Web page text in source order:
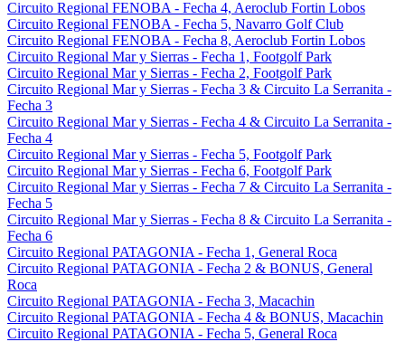
Circuito Regional FENOBA - Fecha 4, Aeroclub Fortin Lobos
Circuito Regional FENOBA - Fecha 5, Navarro Golf Club
Circuito Regional FENOBA - Fecha 8, Aeroclub Fortin Lobos
Circuito Regional Mar y Sierras - Fecha 1, Footgolf Park
Circuito Regional Mar y Sierras - Fecha 2, Footgolf Park
Circuito Regional Mar y Sierras - Fecha 3 & Circuito La Serranita -
Fecha 3
Circuito Regional Mar y Sierras - Fecha 4 & Circuito La Serranita -
Fecha 4
Circuito Regional Mar y Sierras - Fecha 5, Footgolf Park
Circuito Regional Mar y Sierras - Fecha 6, Footgolf Park
Circuito Regional Mar y Sierras - Fecha 7 & Circuito La Serranita -
Fecha 5
Circuito Regional Mar y Sierras - Fecha 8 & Circuito La Serranita -
Fecha 6
Circuito Regional PATAGONIA - Fecha 1, General Roca
Circuito Regional PATAGONIA - Fecha 2 & BONUS, General
Roca
Circuito Regional PATAGONIA - Fecha 3, Macachin
Circuito Regional PATAGONIA - Fecha 4 & BONUS, Macachin
Circuito Regional PATAGONIA - Fecha 5, General Roca